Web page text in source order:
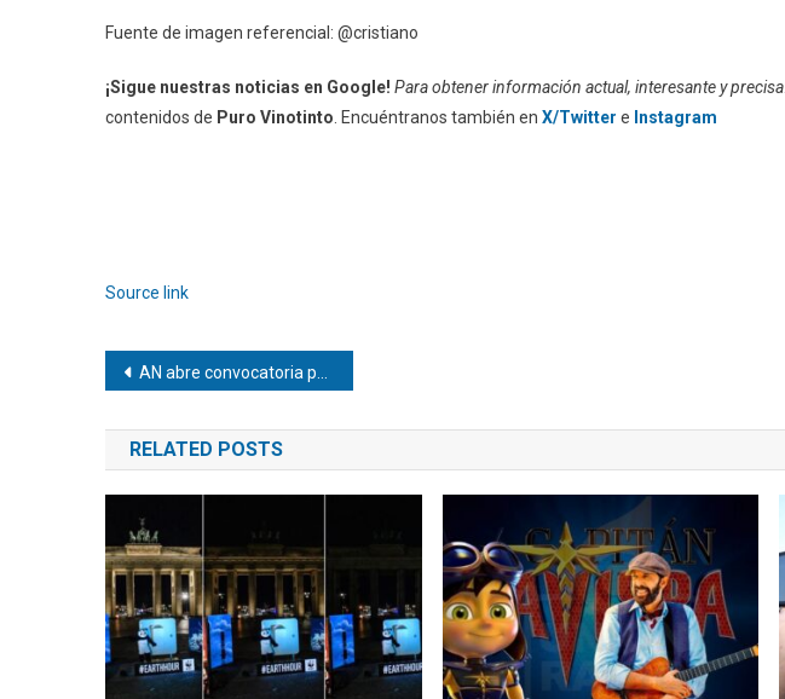
Fuente de imagen referencial: @cristiano
¡Sigue nuestras noticias en Google! Para obtener información actual, interesante y precisa
contenidos de Puro Vinotinto . Encuéntranos también en X/Twitter e Instagram
Source link
Navegación
de
entradas
AN abre convocatoria para postulaciones a magistrados del TSJ
RELATED POSTS